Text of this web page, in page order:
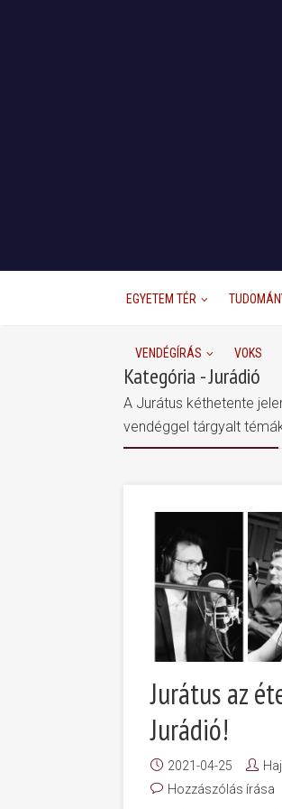
EGYETEM TÉR
VENDÉGÍRÁS VOKS
Kategória - Jurádió
A Jurátus kéthetente
vendéggel tárgyalt
Jurátus az
Jurádió!
2021-04-25
Hozzászólás írása